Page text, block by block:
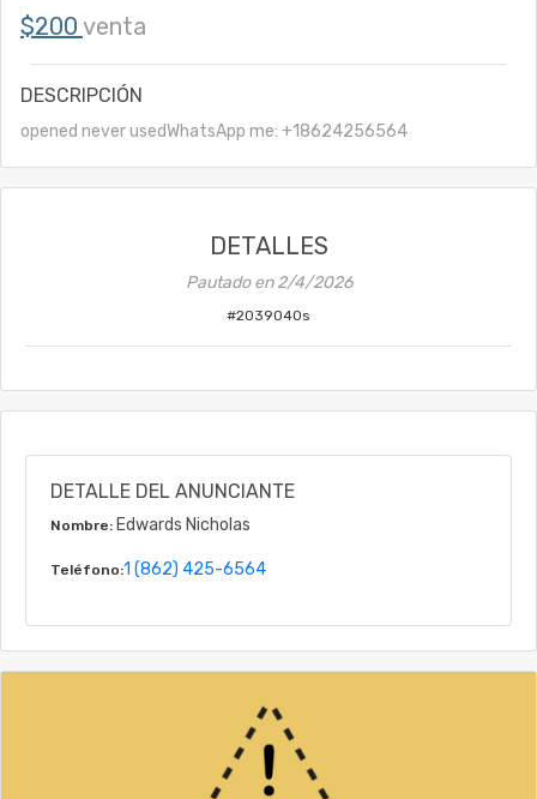
$200 venta
DESCRIPCIÓN
opened never usedWhatsApp me: +18624256564
DETALLES
Pautado en2/4/2026
#2039040s
DETALLE DEL ANUNCIANTE
Nombre: Edwards Nicholas
Teléfono:1 (862) 425-6564